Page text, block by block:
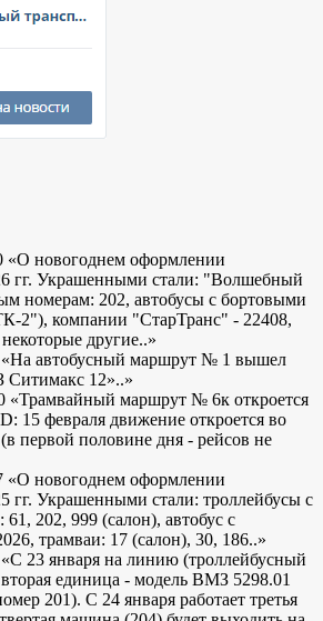
«О новогоднем оформлении
гг. Украшенными стали: "Волшебный
номерам: 202, автобусы с бортовыми
2"), компании "СтарТранс" - 22408,
другие..»
«На автобусный маршрут № 1 вышел
Ситимакс 12»..»
«Трамвайный маршрут № 6к откроется
15 февраля движение откроется во
первой половине дня - рейсов не
«О новогоднем оформлении
гг. Украшенными стали: троллейбусы с
202, 999 (салон), автобус с
трамваи: 17 (салон), 30, 186..»
«С 23 января на линию (троллейбусный
единица - модель ВМЗ 5298.01
201). С 24 января работает третья